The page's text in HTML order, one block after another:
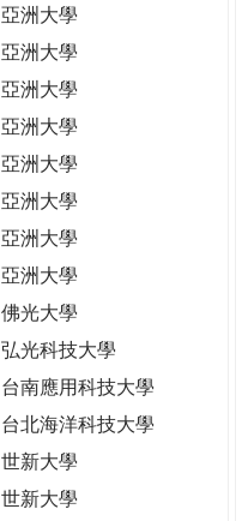
亞洲大學
亞洲大學
亞洲大學
亞洲大學
亞洲大學
亞洲大學
亞洲大學
亞洲大學
佛光大學
弘光科技大學
台南應用科技大學
台北海洋科技大學
世新大學
世新大學